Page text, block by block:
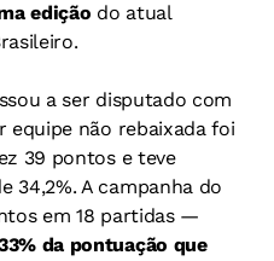
edição do atual
a ser disputado com
equipe não rebaixada foi
39 pontos e teve
34,2%. A campanha do
em 18 partidas —
da pontuação que